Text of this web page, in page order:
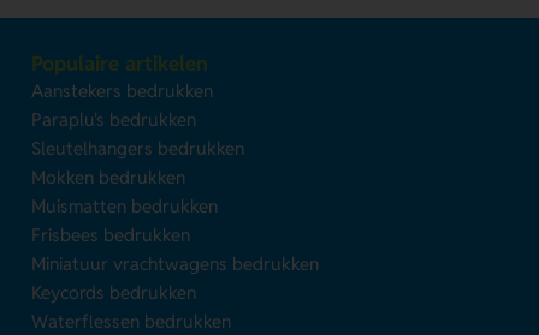
Populaire artikelen
Aanstekers bedrukken
Paraplu's bedrukken
Sleutelhangers bedrukken
Mokken bedrukken
Muismatten bedrukken
Frisbees bedrukken
Miniatuur vrachtwagens bedrukken
Keycords bedrukken
Waterflessen bedrukken